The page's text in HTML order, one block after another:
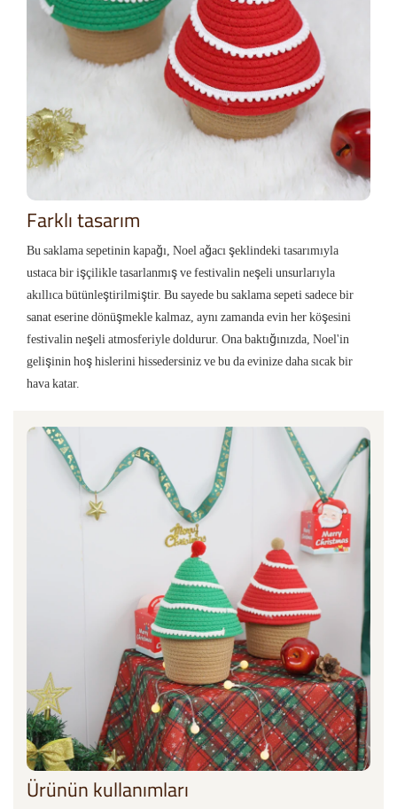
Farklı tasarım
Bu saklama sepetinin kapağı, Noel ağacı şeklindeki tasarımıyla
ustaca bir işçilikle tasarlanmış ve festivalin neşeli unsurlarıyla
akıllıca bütünleştirilmiştir. Bu sayede bu saklama sepeti sadece bir
sanat eserine dönüşmekle kalmaz, aynı zamanda evin her köşesini
festivalin neşeli atmosferiyle doldurur. Ona baktığınızda, Noel'in
gelişinin hoş hislerini hissedersiniz ve bu da evinize daha sıcak bir
hava katar.
Ürünün kullanımları